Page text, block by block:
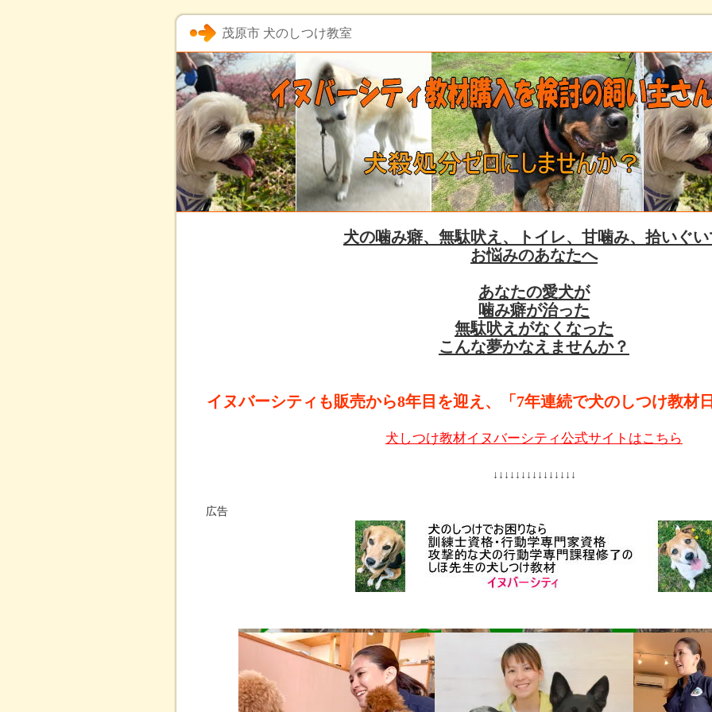
茂原市 犬のしつけ教室
犬の噛み癖、無駄吠え、トイレ、甘噛み、拾いぐい
お悩みのあなたへ
あなたの愛犬が
噛み癖が治った
無駄吠えがなくなった
こんな夢かなえませんか？
イヌバーシティも販売から8年目を迎え、「7年連続で犬のしつけ教材
犬しつけ教材イヌバーシティ公式サイトはこちら
↓↓↓↓↓↓↓↓↓↓↓↓↓↓↓
広告